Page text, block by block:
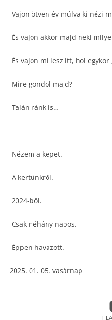
Vajon ötven év múlva ki nézi
És vajon akkor majd neki
És vajon mi lesz itt, hol egykor
Mire gondol majd?
Talán ránk is…
Nézem a képet.
A kertünkről.
2024-ből.
Csak néhány napos.
Éppen havazott.
01. 05. vasárnap